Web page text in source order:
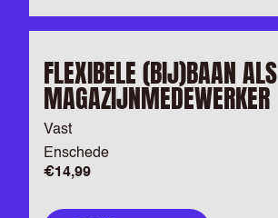
FLEXIBELE (BIJ)BAAN ALS
MAGAZIJNMEDEWERKER
Vast
Enschede
€14,99